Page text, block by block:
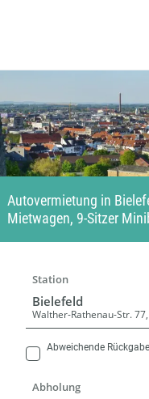
content
Autovermietung in
Mietwagen, 9-Sitzer
Station
Bielefeld
Walther-Rathenau-Str.
Abweichende
Abholung